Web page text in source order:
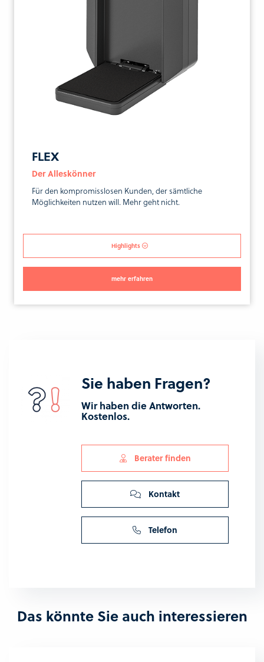
FLEX
Der Alleskönner
Für den kompromisslosen Kunden, der sämtliche
Möglichkeiten nutzen will. Mehr geht nicht.
Highlights
mehr erfahren
Sie haben Fragen?
Wir haben die Antworten.
Kostenlos.
Berater finden
Kontakt
Telefon
Das könnte Sie auch interessieren